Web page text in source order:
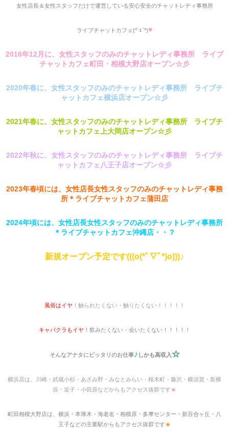
女性店長＆女性スタッフだけで運営している安心安全のチャットレディ事務所
ライブチャットカフェ(*´ｪ`*)♥
2016年12月に、女性スタッフのみのチャットレディ事務所 ライブ
チャットカフェ町田・相模大野店オープン☆彡
2020年春に、女性スタッフのみのチャットレディ事務所 ライブチ
ャットカフェ横浜店オープン☆彡
2021年春に、女性スタッフのみのチャットレディ事務所 ライブチ
ャットカフェ上大岡店オープン☆彡
2022年秋に、 女性スタッフのみのチャットレディ事務所 ライブチ
ャットカフェ八王子店オープン☆彡
2023年春頃には、女性店長女性スタッフのみのチャットレディ事務
所＊ライブチャットカフェ蒲田店
2024年頃には、女性店長女性スタッフのみのチャットレディ事務所
＊ライブチャットカフェ沖縄店・・？
新規オープン予定です(((o(*ﾟ▽ﾟ*)o)))♪
風俗はイヤ ！触られたくない・触りたくない！！！！！
キャバクラもイヤ ！飲みたくない・会いたくない！！！！！
そんなアナタにピッタリのお仕事♪ しかも高収入☆
横浜店は、川崎・武蔵小杉・あざみ野・みなとみらい・桜木町・藤沢・横須賀・新横
浜・逗子・小田原などからもアクセス抜群です★
町田相模大野店は、横浜・本厚木・海老名・相模原・多摩センター・新百合ヶ丘・八
王子などの主要駅からもアクセス抜群です★